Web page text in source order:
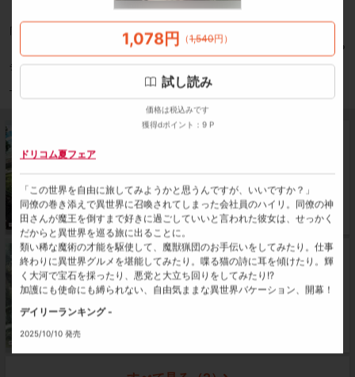
同僚の巻き添えで異世界に召喚されてしまった会社員のハイリ。同僚の神田さ
んが魔王を倒すまで好きに過ごしていいと言われた彼女は、せっかくだからと
異世界を巡る旅に出ることに。
類い稀な魔術の才能を駆使して、魔獣猟団のお手伝いをしてみたり。仕事終わ
りに異世界グルメを堪能してみたり。喋る猫の詩に耳を傾けたり。輝く大河で
宝石を採ったり、悪党と大立ち回りをしてみたり!?
加護にも使命にも縛られない、自由気ままな異世界バケーション、開幕！
もっと見る
デイリーランキング -
とにした ～旅立ちの王都編～
試し読み 1,078円 （ 1,540 円
SALE：8/25 23:59まで 獲得dポイント：9 P
勇者のオマケだったので、異世界を自由に旅するこ
とにした2 ～探遊の公都編～
1,078円 （1,540円 ）
試し読み
価格は税込みです
獲得dポイント：9 P
ドリコム夏フェア
「この世界を自由に旅してみようかと思うんですが、いいですか？」
同僚の巻き添えで異世界に召喚されてしまった会社員のハイリ。同僚の神
田さんが魔王を倒すまで好きに過ごしていいと言われた彼女は、せっかく
だからと異世界を巡る旅に出ることに。
類い稀な魔術の才能を駆使して、魔獣猟団のお手伝いをしてみたり。仕事
終わりに異世界グルメを堪能してみたり。喋る猫の詩に耳を傾けたり。輝
く大河で宝石を採ったり、悪党と大立ち回りをしてみたり!?
加護にも使命にも縛られない、自由気ままな異世界バケーション、開幕！
デイリーランキング -
2025/10/10 発売